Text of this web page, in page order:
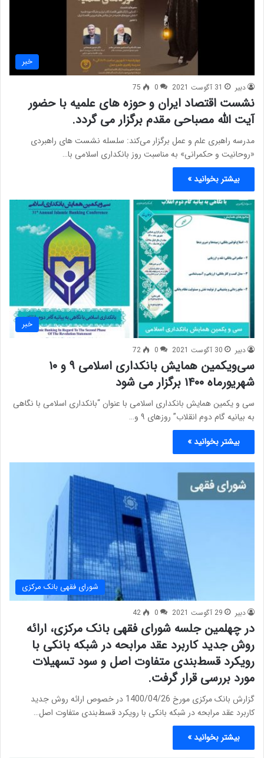
خبر
دبیر 31 آگوست 2021 0
75
نشست اقتصاد ایران و حوزه های علمیه با حضور
آیت الله مصباحی مقدم برگزار می گردد.
مدرسه راهبری علم و عمل برگزار می‌کند: سلسله نشست های راهبردی
«روحانیت و حکمرانی» به مناسبت روز بانکداری اسلامی با…
بیشتر بخوانید »
خبر
دبیر 30 آگوست 2021 0
72
سی‌ویکمین همایش بانکداری اسلامی ۹ و ۱۰
شهریورماه ۱۴۰۰ برگزار می شود
سی و یکمین همایش بانکداری اسلامی با عنوان “بانکداری اسلامی با نگاهی
به بیانیه گام دوم انقلاب” روزهای ۹ و…
بیشتر بخوانید »
شورای فقهی بانک مرکزی
دبیر 29 آگوست 2021 0
42
در چهلمین جلسه شورای فقهی بانک مرکزی، ارائه
روش جدید کاربرد عقد مرابحه در شبکه بانکی با
رویکرد قسط‌بندی متفاوت اصل و سود تسهیلات
مورد بررسی قرار گرفت.
گزارش بانک مرکزی مورخ 1400/04/26 در خصوص ارائه روش جدید
کاربرد عقد مرابحه در شبکه بانکی با رویکرد قسط‌بندی متفاوت اصل…
بیشتر بخوانید »